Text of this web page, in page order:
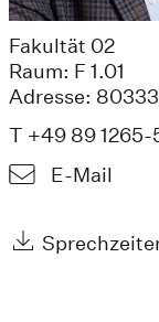
Fakultät 02
Raum: F 1.01
Adresse:
T +49 89 1265-
E-Mail